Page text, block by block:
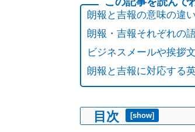
朗報と吉報の意味の違
朗報・吉報それぞれの
ビジネスメールや挨拶
朗報と吉報に対応する
目次 [show]